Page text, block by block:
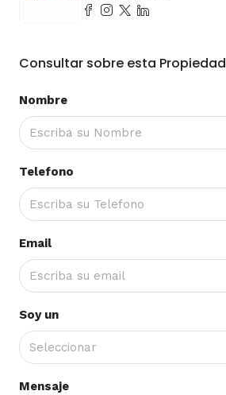
Consultar sobre esta Propiedad
Nombre
Telefono
Email
Soy un
Seleccionar
Mensaje